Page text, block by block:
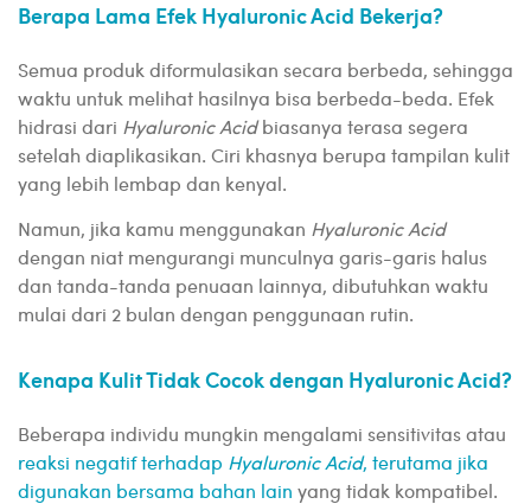
Berapa Lama Efek Hyaluronic Acid Bekerja?
Semua produk diformulasikan secara berbeda, sehingga
waktu untuk melihat hasilnya bisa berbeda-beda. Efek
hidrasi dari Hyaluronic Acidbiasanya terasa segera
setelah diaplikasikan. Ciri khasnya berupa tampilan kulit
yang lebih lembap dan kenyal.
Namun, jika kamu menggunakan Hyaluronic Acid
dengan niat mengurangi munculnya garis-garis halus
dan tanda-tanda penuaan lainnya, dibutuhkan waktu
mulai dari 2 bulan dengan penggunaan rutin.
Kenapa Kulit Tidak Cocok dengan Hyaluronic Acid?
Beberapa individu mungkin mengalami sensitivitas atau
reaksi negatif terhadap Hyaluronic Acid, terutama jika
digunakan bersama bahan lain yang tidak kompatibel.